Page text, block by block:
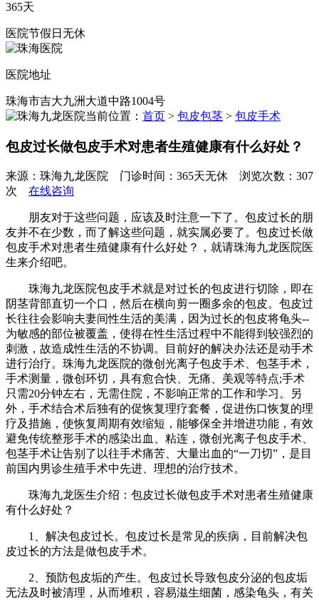
365天
医院节假日无休
医院地址
珠海市吉大九洲大道中路1004号
当前位置： 首页 > 包皮包茎 > 包皮手术
包皮过长做包皮手术对患者生殖健康有什么好处？
来源：珠海九龙医院 门诊时间：365天无休 浏览次数：307
次 在线咨询
朋友对于这些问题，应该及时注意一下了。包皮过长的朋
友并不在少数，而了解这些问题，就实属必要了。包皮过长做
包皮手术对患者生殖健康有什么好处？，就请珠海九龙医院医
生来介绍吧。
珠海九龙医院包皮手术就是对过长的包皮进行切除，即在
阴茎背部直切一个口，然后在横向剪一圈多余的包皮。包皮过
长往往会影响夫妻间性生活的美满，因为过长的包皮将龟头--
为敏感的部位被覆盖，使得在性生活过程中不能得到较强烈的
刺激，故造成性生活的不协调。目前好的解决办法还是动手术
进行治疗。珠海九龙医院的微创光离子包皮手术、包茎手术，
手术测量，微创环切，具有愈合快、无痛、美观等特点;手术
只需20分钟左右，无需住院，不影响正常的工作和学习。另
外，手术结合术后独有的促恢复理疗套餐，促进伤口恢复的理
疗及措施，使恢复周期有效缩短，能够保全并增进功能，有效
避免传统整形手术的感染出血、粘连，微创光离子包皮手术、
包茎手术让告别了以往手术痛苦、大量出血的“一刀切”，是目
前国内男诊生殖手术中先进、理想的治疗技术。
珠海九龙医生介绍：包皮过长做包皮手术对患者生殖健康
有什么好处？
1、解决包皮过长。包皮过长是常见的疾病，目前解决包
皮过长的方法是做包皮手术。
2、预防包皮垢的产生。包皮过长导致包皮分泌的包皮垢
无法及时被清理，从而堆积，容易滋生细菌，感染龟头，有关